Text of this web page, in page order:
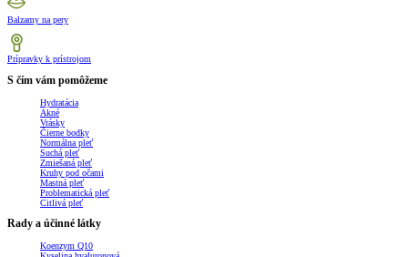
Balzamy na pery
Prípravky k prístrojom
S čím vám pomôžeme
Hydratácia
Akné
Vrásky
Čierne bodky
Normálna pleť
Suchá pleť
Zmiešaná pleť
Kruhy pod očami
Mastná pleť
Problematická pleť
Citlivá pleť
Rady a účinné látky
Koenzym Q10